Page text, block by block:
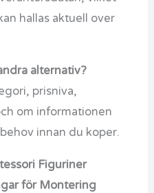
hallas aktuell over
alternativ?
prisniva,
om informationen
innan du koper.
Figuriner
för Montering